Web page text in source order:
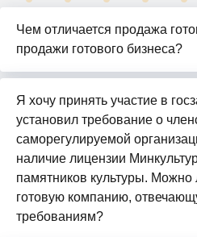
Чем отличается продажа
продажи готового бизнеса?
Я хочу принять участие в
установил требование о
саморегулируемой
наличие лицензии
памятников культуры. Можно
готовую компанию,
требованиям?